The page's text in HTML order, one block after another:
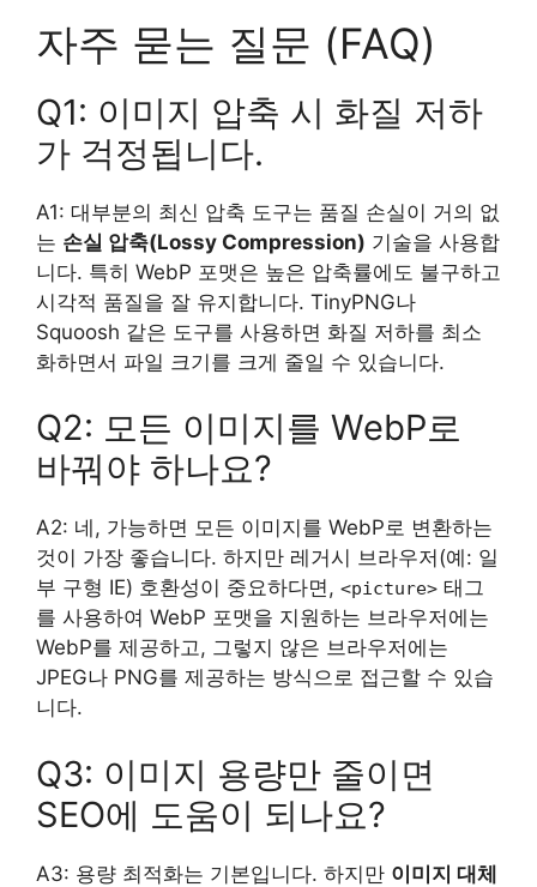
자주 묻는 질문 (FAQ)
Q1: 이미지 압축 시 화질 저하
가 걱정됩니다.
A1: 대부분의 최신 압축 도구는 품질 손실이 거의 없
는 손실 압축(Lossy Compression) 기술을 사용합
니다. 특히 WebP 포맷은 높은 압축률에도 불구하고
시각적 품질을 잘 유지합니다. TinyPNG나
Squoosh 같은 도구를 사용하면 화질 저하를 최소
화하면서 파일 크기를 크게 줄일 수 있습니다.
Q2: 모든 이미지를 WebP로
바꿔야 하나요?
A2: 네, 가능하면 모든 이미지를 WebP로 변환하는
것이 가장 좋습니다. 하지만 레거시 브라우저(예: 일
부 구형 IE) 호환성이 중요하다면, <picture> 태그
를 사용하여 WebP 포맷을 지원하는 브라우저에는
WebP를 제공하고, 그렇지 않은 브라우저에는
JPEG나 PNG를 제공하는 방식으로 접근할 수 있습
니다.
Q3: 이미지 용량만 줄이면
SEO에 도움이 되나요?
A3: 용량 최적화는 기본입니다. 하지만 이미지 대체